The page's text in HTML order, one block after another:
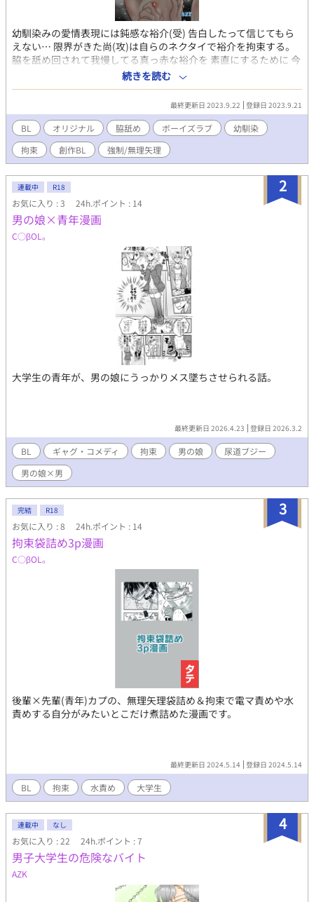
幼馴染みの愛情表現には鈍感な裕介(受) 告白したって信じてもら
えない… 限界がきた尚(攻)は自らのネクタイで裕介を拘束する。
脇を舐め回されて我慢してる真っ赤な裕介を 素直にするために 今
度は乳首をしつこく愛撫する。 次第に裕介の乳首が尚の愛撫の形
に変わっていく…
続きを読む
最終更新日 2023.9.22 登録日 2023.9.21
BL オリジナル 脇舐め ボーイズラブ
幼馴染
拘束
創作BL 強制/無理矢理
2
連載中 R18
お気に入り : 3 24h.ポイント : 14
男の娘×青年漫画
C○βOL。
大学生の青年が、男の娘にうっかりメス墜ちさせられる話。
最終更新日 2026.4.23 登録日 2026.3.2
BL ギャグ・コメディ 拘束 男の娘
尿道ブジー
男の娘×男
3
完結 R18
お気に入り : 8 24h.ポイント : 14
拘束袋詰め3p漫画
C○βOL。
後輩×先輩(青年)カプの、無理矢理袋詰め＆拘束で電マ責めや水
責めする自分がみたいとこだけ煮詰めた漫画です。
最終更新日 2024.5.14 登録日 2024.5.14
BL 拘束 水責め 大学生
4
連載中 なし
お気に入り : 22 24h.ポイント : 7
男子大学生の危険なバイト
AZK